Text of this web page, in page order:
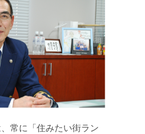
常に「住みたい街ラン